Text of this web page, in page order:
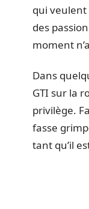
qui
des
moment
Dans
GTI sur la
privilège.
fasse
tant qu’il